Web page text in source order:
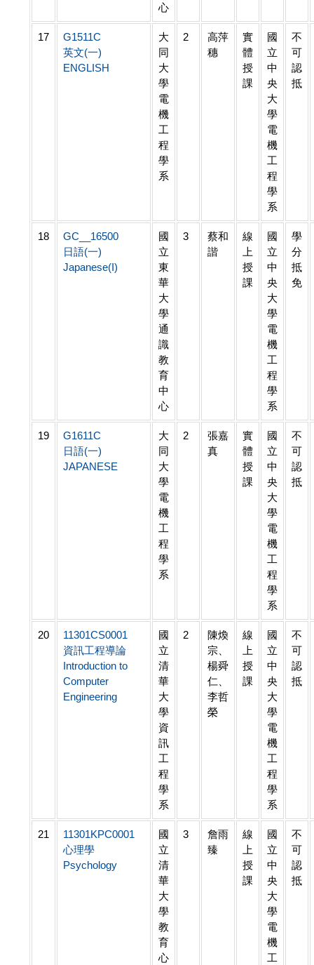
心
17
G1511C
英文(一)
ENGLISH
大
同
大
學
電
機
工
程
學
系
2
高萍
穗
實
體
授
課
國
立
中
央
大
學
電
機
工
程
學
系
不
可
認
抵
18
GC__16500
日語(一)
Japanese(I)
國
立
東
華
大
學
通
識
教
育
中
心
3
蔡和
諧
線
上
授
課
國
立
中
央
大
學
電
機
工
程
學
系
學
分
抵
免
19
G1611C
日語(一)
JAPANESE
大
同
大
學
電
機
工
程
學
系
2
張嘉
真
實
體
授
課
國
立
中
央
大
學
電
機
工
程
學
系
不
可
認
抵
20
11301CS0001
資訊工程導論
Introduction to
Computer
Engineering
國
立
清
華
大
學
資
訊
工
程
學
系
2
陳煥
宗、
楊舜
仁、
李哲
榮
線
上
授
課
國
立
中
央
大
學
電
機
工
程
學
系
不
可
認
抵
21
11301KPC0001
心理學
Psychology
國
立
清
華
大
學
教
育
心
3
詹雨
臻
線
上
授
課
國
立
中
央
大
學
電
機
工
不
可
認
抵